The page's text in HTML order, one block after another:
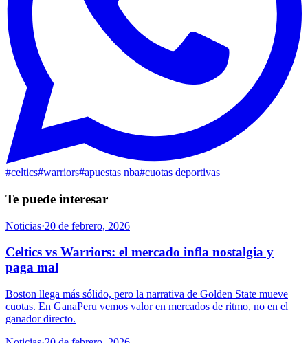
#celtics#warriors#apuestas nba#cuotas deportivas
Te puede interesar
Noticias·20 de febrero, 2026
Celtics vs Warriors: el mercado infla nostalgia y
paga mal
Boston llega más sólido, pero la narrativa de Golden State mueve
cuotas. En GanaPeru vemos valor en mercados de ritmo, no en el
ganador directo.